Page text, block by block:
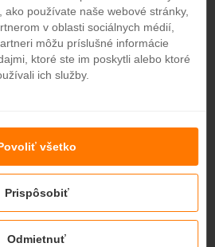
Private Island 5*
hotel
hotel
od 8613,20€
Island Maldives 5*
ako používate naše webové stránky,
v oblasti sociálnych médií,
môžu príslušné informácie
ktoré ste im poskytli alebo ktoré
ich služby.
Odmietnuť
Prispôsobiť
všetko